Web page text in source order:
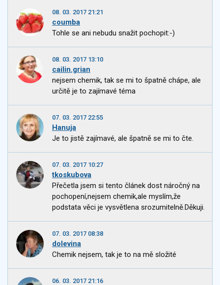
08. 03. 2017 21:21
coumba
Tohle se ani nebudu snažit pochopit:-)
08. 03. 2017 13:10
cailin.grian
nejsem chemik, tak se mi to špatně chápe, ale
určitě je to zajímavé téma
07. 03. 2017 22:55
Hanuja
Je to jistě zajímavé, ale špatně se mi to čte.
07. 03. 2017 10:27
tkoskubova
Přečetla jsem si tento článek dost náročný na
pochopení,nejsem chemik,ale myslím,že
podstata věci je vysvětlena srozumitelně.Děkuji.
07. 03. 2017 08:38
dolevina
Chemik nejsem, tak je to na mě složité
06. 03. 2017 21:16